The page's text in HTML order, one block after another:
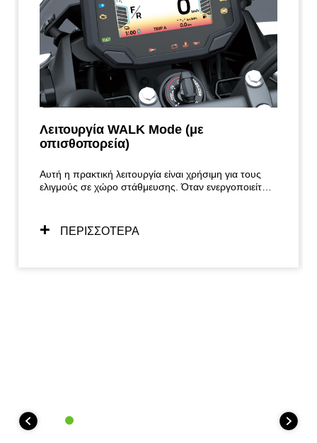
Λειτουργία WALK Mode (με
οπισθοπορεία)
Αυτή η πρακτική λειτουργία είναι χρήσιμη για τους
ελιγμούς σε χώρο στάθμευσης. Όταν ενεργοποιείται,
πέρα από το σημείο «μηδέν», η μοτοσυκλέτα κινείται
προς τα πίσω.
ΠΕΡΙΣΣΟΤΕΡΑ